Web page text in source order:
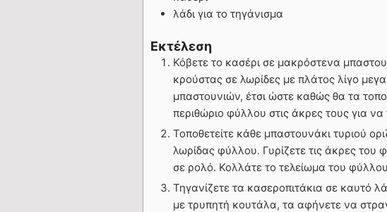
λάδι για το τηγάνισμα
Εκτέλεση
Κόβετε το κασέρι σε μακρόστενα
κρούστας σε λωρίδες με πλάτος λίγο
μπαστουνιών, έτσι ώστε καθώς θα τα
περιθώριο φύλλου στις άκρες τους για να
Τοποθετείτε κάθε μπαστουνάκι τυριού
λωρίδας φύλλου. Γυρίζετε τις άκρες του
σε ρολό. Κολλάτε το τελείωμα του
Τηγανίζετε τα κασεροπιτάκια σε καυτό
με τρυπητή κουτάλα, τα αφήνετε να